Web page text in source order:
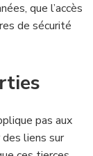
que l’accès
de sécurité
pas aux
liens sur